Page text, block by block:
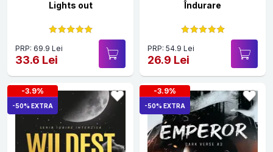
Lights out
PRP: 69.9 Lei
33.6 Lei
Îndurare
PRP: 54.9 Lei
26.9 Lei
-3.9%
-50% EXTRA
-3.9%
-50% EXTRA